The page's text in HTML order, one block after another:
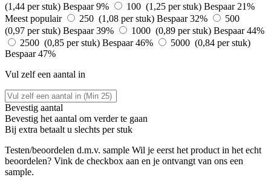
(1,44 per stuk) Bespaar 9% 100 (1,25 per stuk) Bespaar 21%
Meest populair
250 (1,08 per stuk) Bespaar 32%
500
(0,97 per stuk) Bespaar 39% 1000 (0,89 per stuk) Bespaar 44%
2500 (0,85 per stuk) Bespaar 46%
5000 (0,84 per stuk)
Bespaar 47%
Vul zelf een aantal in
Bevestig aantal
Bevestig het aantal om verder te gaan
Bij extra betaalt u slechts per stuk
Testen/beoordelen d.m.v. sample Wil je eerst het product in het echt
beoordelen? Vink de checkbox aan en je ontvangt van ons een
sample.